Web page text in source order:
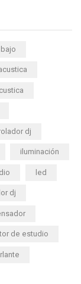
bajo
dj
iluminación
led
dj
de estudio